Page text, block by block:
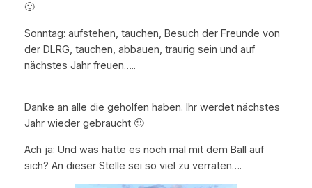
🙂
Sonntag: aufstehen, tauchen, Besuch der Freunde von
der DLRG, tauchen, abbauen, traurig sein und auf
nächstes Jahr freuen…..
Danke an alle die geholfen haben. Ihr werdet nächstes
Jahr wieder gebraucht 🙂
Ach ja: Und was hatte es noch mal mit dem Ball auf
sich? An dieser Stelle sei so viel zu verraten….